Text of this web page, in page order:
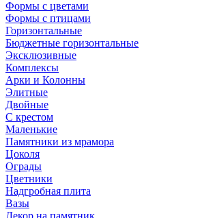
Формы с цветами
Формы с птицами
Горизонтальные
Бюджетные горизонтальные
Эксклюзивные
Комплексы
Арки и Колонны
Элитные
Двойные
С крестом
Маленькие
Памятники из мрамора
Цоколя
Ограды
Цветники
Надгробная плита
Вазы
Декор на памятник